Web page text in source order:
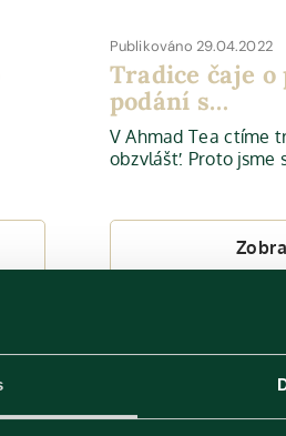
Publikováno 29.04.2022
Tradice čaje
podání s…
V Ahmad Tea ctíme
obzvlášť. Proto jsme